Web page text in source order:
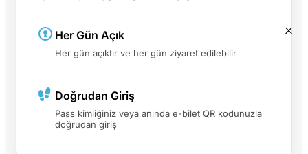
Her Gün Açık
Her gün açıktır ve her gün ziyaret edilebilir
Doğrudan Giriş
Pass kimliğiniz veya anında e-bilet QR kodunuzla
doğrudan giriş